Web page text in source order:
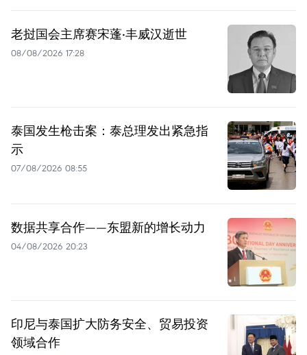
老挝国会主席赛宋蓬·丰威汉逝世
08/08/2026 17:28
泰国发生枪击案：泰总理发出紧急指
示
07/08/2026 08:55
数据共享合作——东盟新的增长动力
04/08/2026 20:23
印尼与泰国扩大防务安全、贸易投资
领域合作